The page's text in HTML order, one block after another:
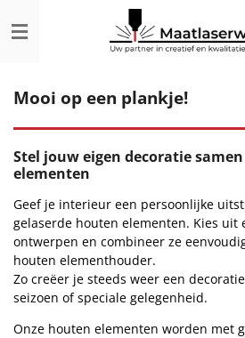
direct
hoofdinhoud
Mooi op een plankje!
Stel jouw eigen decoratie
elementen
Geef je interieur een persoonlijke
gelaserde houten elementen. Kies uit
ontwerpen en combineer ze
houten elementhouder.
Zo creëer je steeds weer een
seizoen of speciale gelegenheid.
Onze houten elementen worden met